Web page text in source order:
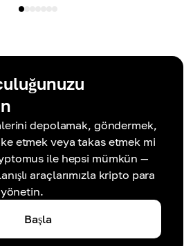
depolamak, göndermek,
etmek veya takas etmek mi
ile hepsi mümkün —
araçlarımızla kripto para
yönetin.
Başla